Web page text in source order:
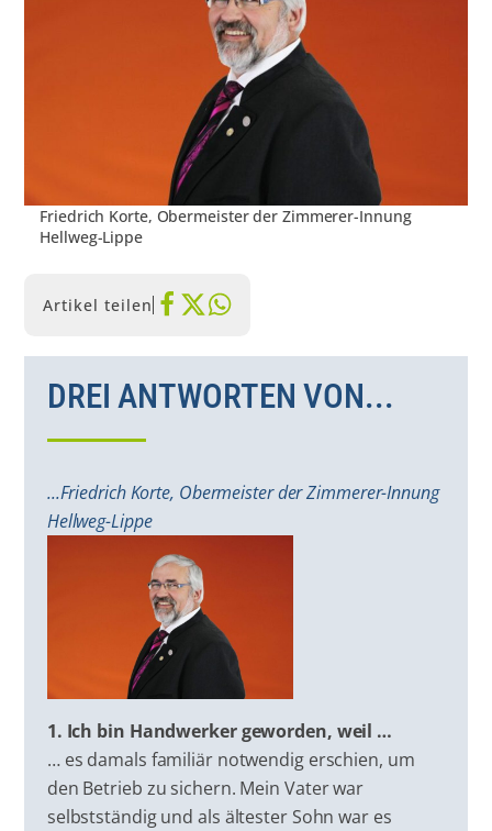
Friedrich Korte, Obermeister der Zimmerer-Innung
Hellweg-Lippe
Artikel teilen
DREI ANTWORTEN VON...
...Friedrich Korte, Obermeister der Zimmerer-Innung
Hellweg-Lippe
1. Ich bin Handwerker geworden, weil …
… es damals familiär notwendig erschien, um
den Betrieb zu sichern. Mein Vater war
selbstständig und als ältester Sohn war es